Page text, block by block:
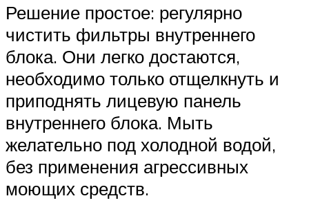
Решение простое: регулярно
чистить фильтры внутреннего
блока. Они легко достаются,
необходимо только отщелкнуть и
приподнять лицевую панель
внутреннего блока. Мыть
желательно под холодной водой,
без применения агрессивных
моющих средств.